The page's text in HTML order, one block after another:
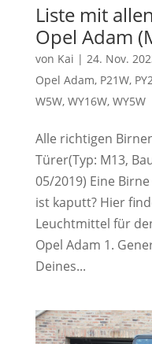
Liste mit
Opel Adam
von Kai | 24. Nov.
Opel Adam, P21W,
W5W, WY16W, WY5W
Alle richtigen
Türer(Typ: M13,
05/2019) Eine
ist kaputt? Hier
Leuchtmittel für
Opel Adam 1.
Deines...